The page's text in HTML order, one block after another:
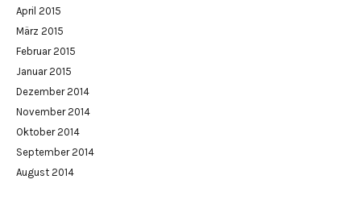
April 2015
März 2015
Februar 2015
Januar 2015
Dezember 2014
November 2014
Oktober 2014
September 2014
August 2014